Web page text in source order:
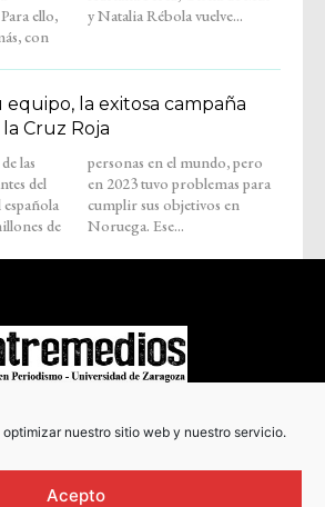
nuestro sitio web y nuestro servicio.
Acepto
ello,
con
y Natalia Rébola vuelve...
la exitosa campaña
Cruz Roja
las
del
de
pero
para
en
Noruega. Ese...